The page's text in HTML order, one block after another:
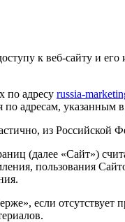
к веб-сайту и
по адресу russia-
адресам, указанным в
из Российской
(далее «Сайт»)
пользования
если отсутствует